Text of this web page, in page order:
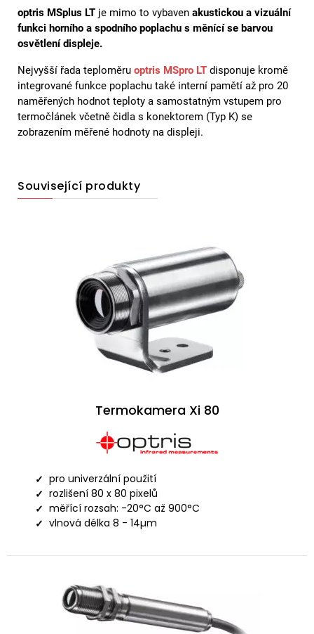
optris MSplus LT je mimo to vybaven akustickou a vizuální
funkci horního a spodního poplachu s měnící se barvou
osvětlení displeje.
Nejvyšší řada teploměru optris MSpro LT disponuje kromě
integrované funkce poplachu také interní pamětí až pro 20
naměřených hodnot teploty a samostatným vstupem pro
termočlánek včetně čidla s konektorem (Typ K) se
zobrazením měřené hodnoty na displeji.
Související produkty
Termokamera Xi 80
pro univerzální použití
rozlišení 80 x 80 pixelů
měřící rozsah: -20°C až 900°C
vlnová délka 8 - 14µm